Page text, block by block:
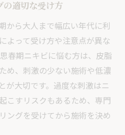
の適切な受け方
から大人まで幅広い年代に利
よって受け方や注意点が異な
春期ニキビに悩む方は、皮脂
め、刺激の少ない施術や低濃
が大切です。過度な刺激はニ
こすリスクもあるため、専門
ングを受けてから施術を決め